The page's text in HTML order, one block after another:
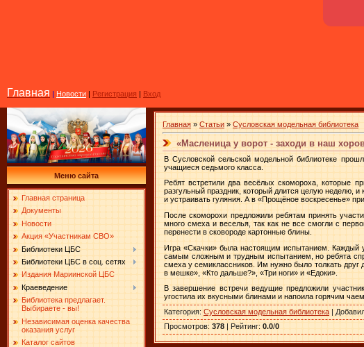
Главная | Новости | Регистрация | Вход
Меню сайта
Главная страница
Документы
Новости
Акция «Участникам СВО»
Библиотеки ЦБС
Библиотеки ЦБС в соц. сетях
Издания Мариинской ЦБС
Краеведение
Библиотека предлагает.
Выбираете - вы!
Независимая оценка качества
оказания услуг
Каталог сайтов
Главная » Статьи » Сусловская модельная библиотека
«Масленица у ворот - заходи в наш
В Сусловской сельской модельной библиотеке
учащиеся седьмого класса.
Ребят встретили два весёлых скомороха, которые
разгульный праздник, который длится целую неделю,
и устраивать гуляния. А в «Прощёное воскресенье»
После скоморохи предложили ребятам принять
много смеха и веселья, так как не все смогли с
перенести в сковороде картонные блины.
Игра «Скачки» была настоящим испытанием. Каждый
самым сложным и трудным испытанием, но ребята
смеха у семиклассников. Им нужно было толкать друг
в мешке», «Кто дальше?», «Три ноги» и «Едоки».
В завершение встречи ведущие предложили
угостила их вкусными блинами и напоила горячим
Категория: Сусловская модельная библиотека |
Просмотров: 378 | Рейтинг: 0.0/0